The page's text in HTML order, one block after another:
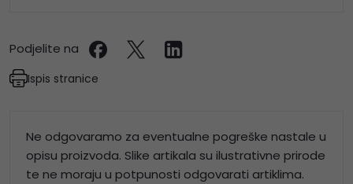
Podjelite na
Ispis stranice
Ne odgovaramo za eventualne pogreške nastale u
opisu proizvoda. Slike artikala su ilustrativne prirode
te ne moraju u potpunosti odgovarati artiklima.